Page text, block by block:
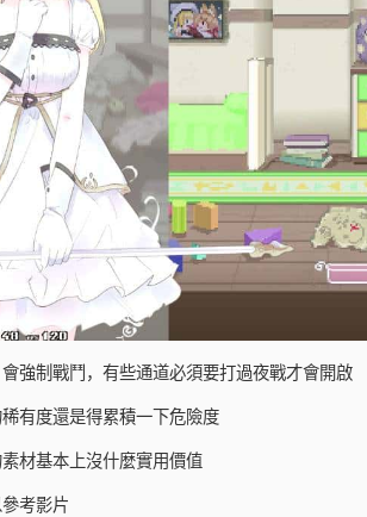
強制戰鬥，有些通道必須要打過夜戰才會開啟
有度還是得累積一下危險度
材基本上沒什麼實用價值
考影片